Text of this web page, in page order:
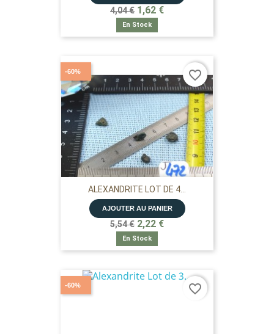
4,04 € 1,62 €
En Stock
ALEXANDRITE LOT DE 4...
AJOUTER AU PANIER
5,54 € 2,22 €
En Stock
-60% favorite_border
-60% favorite_border